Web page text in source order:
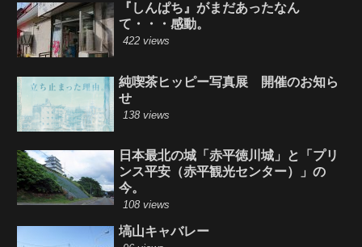
『しんぱち』がまだあったなん
て・・・感動。
422 views
純喫茶ヒッピー写真展 開催のお知ら
せ
138 views
日本最北の城「赤平徳川城」と「プリ
ンス平安（赤平観光センター）」の
今。
108 views
塙山キャバレー